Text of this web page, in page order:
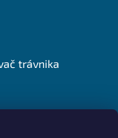
trávnika